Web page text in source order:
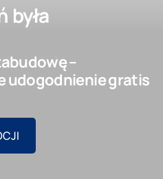
była
–
udogodnienie gratis